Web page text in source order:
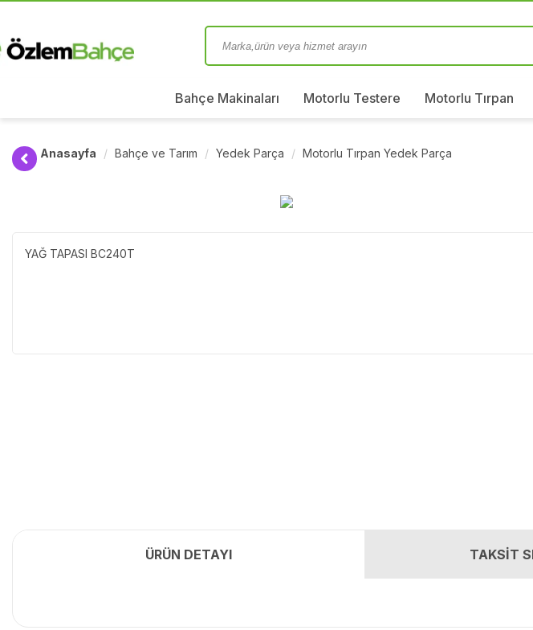
Bahçe Makinaları Motorlu Testere Motorlu Tırpan
Anasayfa Bahçe ve Tarım Yedek Parça Motorlu Tırpan Yedek Parça
YAĞ TAPASI BC240T
ÜRÜN DETAYI TAKSİT